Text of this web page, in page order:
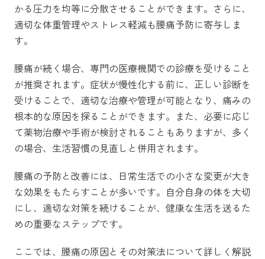
かる圧力を均等に分散させることができます。さらに、
適切な体重管理やストレス軽減も腰痛予防に寄与しま
す。
腰痛が続く場合、専門の医療機関での診療を受けること
が推奨されます。症状が慢性化する前に、正しい診断を
受けることで、適切な治療や管理が可能となり、痛みの
根本的な原因を探ることができます。また、必要に応じ
て薬物治療や手術が検討されることもありますが、多く
の場合、生活習慣の見直しと併用されます。
腰痛の予防と改善には、日常生活での小さな変更が大き
な効果をもたらすことが多いです。自分自身の体を大切
にし、適切な対策を続けることが、健康な生活を送るた
めの重要なステップです。
ここでは、腰痛の原因とその対策法について詳しく解説